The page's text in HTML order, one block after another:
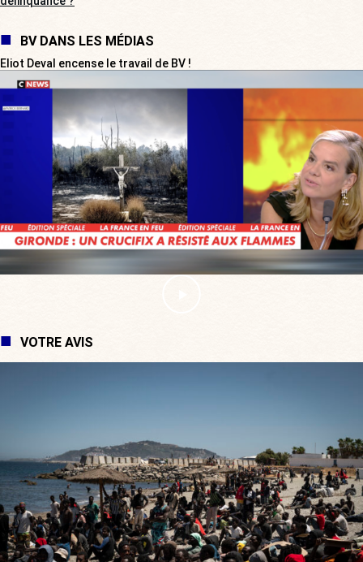
BV DANS LES MÉDIAS
Eliot Deval encense le travail de BV !
VOTRE AVIS